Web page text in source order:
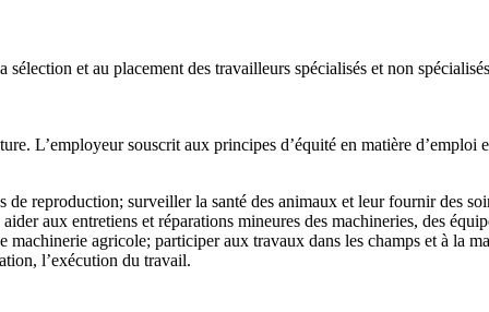
et au placement des travailleurs spécialisés et non
L’employeur souscrit aux principes d’équité en matière
reproduction; surveiller la santé des animaux et leur fournir des
aux entretiens et réparations mineures des machineries, des
machinerie agricole; participer aux travaux dans les champs et à la
l’exécution du travail.